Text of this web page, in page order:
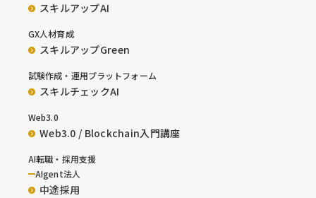
スキルアップAI
GX人材育成
スキルアップGreen
試験作成・運用プラットフォーム
スキルチェックAI
Web3.0
Web3.0 / Blockchain入門講座
AI転職・採用支援
AIgent法人
中途採用